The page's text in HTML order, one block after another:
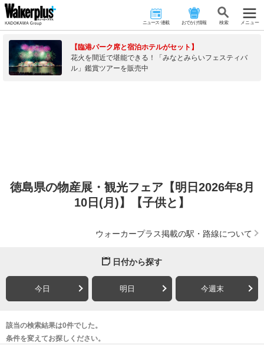
ニュース･連載 おでかけ情報 検 索 メニュー
【臨港パーク席と宿泊ホテルがセット】
花火を間近で堪能できる！「みなとみらいフェスティバ
ル」鑑賞ツアーを販売中
徳島県の物産展・観光フェア【明日2026年8月
10日(月)】【子供と】
ウォーカープラス掲載の駅・路線について
日付から探す
今日 明日 今週末
該当の検索結果は0件でした。
条件を変えてお探しください。